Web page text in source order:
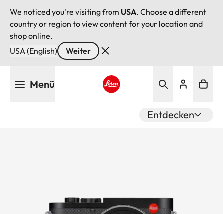
We noticed you're visiting from USA. Choose a different
country or region to view content for your location and
shop online.
USA (English)
Weiter
Menü
Entdecken